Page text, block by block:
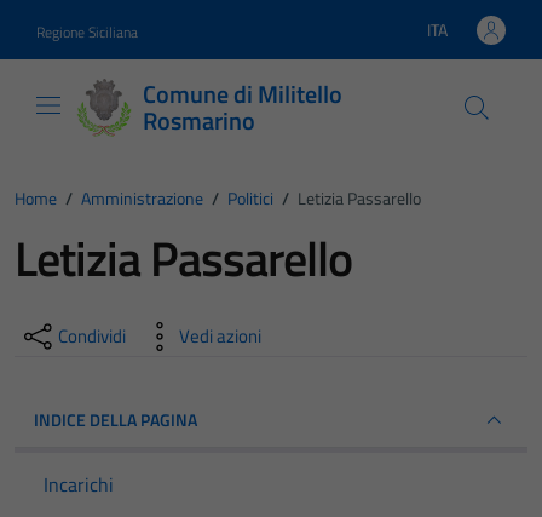
Regione Siciliana Lingua attiva:
ITA
Comune di Militello
Rosmarino
Home / Amministrazione / Politici / Letizia Passarello
Letizia Passarello
Condividi Vedi azioni
INDICE DELLA PAGINA
Incarichi